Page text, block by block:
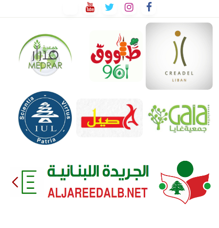
إلى
اللبنانية